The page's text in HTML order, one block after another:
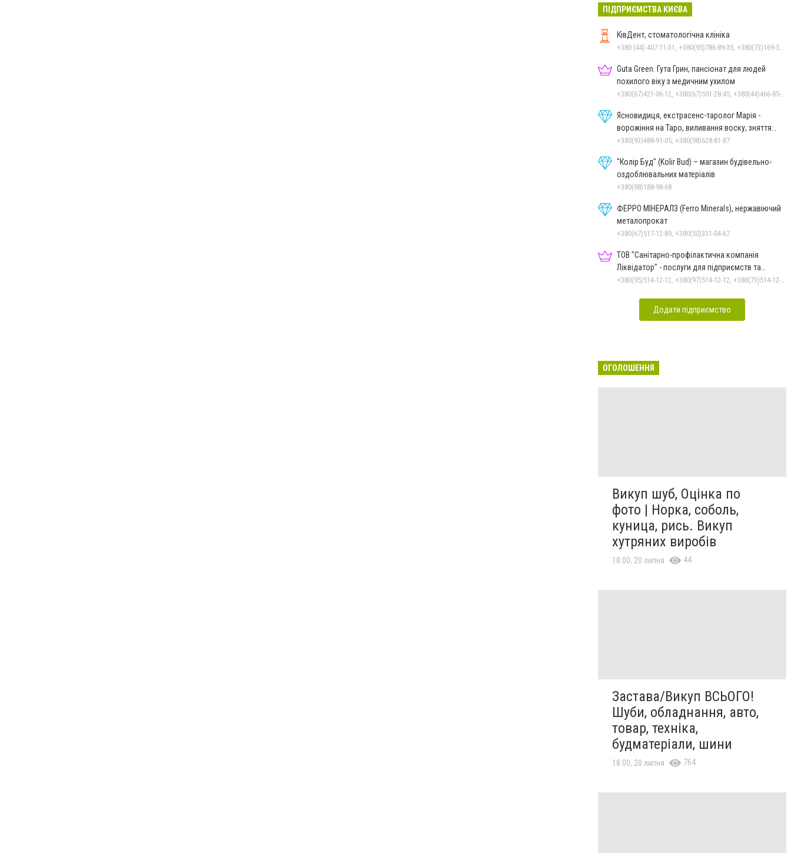
ПІДПРИЄМСТВА КИЄВА
КівДент, стоматологічна клініка
Guta Green. Гута Грин, пансіонат для людей
похилого віку з медичним ухилом
Ясновидиця, екстрасенс-таролог Марія -
ворожіння на Таро, виливання воску, зняття
порчі, постановка
+380(93)488-91-05, +380(98)628-81-87
"Колір Буд" (Kolir Bud) – магазин будівельно-
оздоблювальних матеріалів
+380(98)188-98-68
ФЕРРО МІНЕРАЛЗ (Ferro Minerals), нержавіючий
металопрокат
+380(67)517-12-89, +380(50)331-04-67
ТОВ "Санітарно-профілактична компанія
Ліквідатор" - послуги для підприємств та
населення
Додати підприємство
ОГОЛОШЕННЯ
Викуп шуб, Оцінка по
фото | Норка, соболь,
куница, рись. Викуп
хутряних виробів
18:00, 20 липня 44
Застава/Викуп ВСЬОГО!
Шуби, обладнання, авто,
товар, техніка,
будматеріали, шини
18:00, 20 липня 764